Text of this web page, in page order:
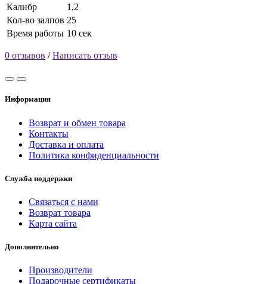
Калибр
1,2
Кол-во залпов 25
Время работы 10 сек
0 отзывов /Написать отзыв
Информация
Возврат и обмен товара
Контакты
Доставка и оплата
Политика конфиденциальности
Служба поддержки
Связаться с нами
Возврат товара
Карта сайта
Дополнительно
Производители
Подарочные сертификаты